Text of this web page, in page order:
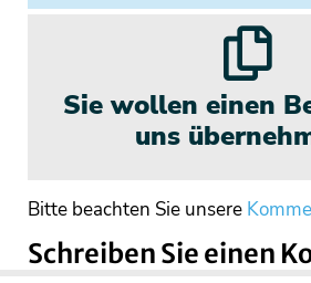
Sie wollen einen
uns
Bitte beachten Sie unsere
Schreiben Sie einen